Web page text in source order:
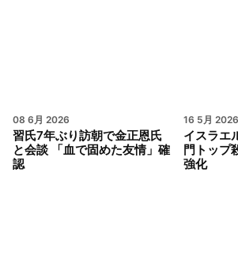
08 6月 2026
習氏7年ぶり訪朝で金正恩氏
と会談 「血で固めた友情」確
認
16 5月 2026
イスラエ
門トップ
強化